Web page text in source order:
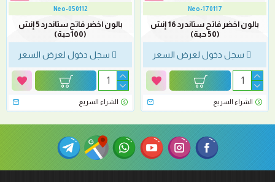
Neo-170117
بالون اخضر فاتح ستاندرد 16 إنش
(50 حبة)
سجل دخول لعرض السعر
الشراء السريع
Neo-050112
بالون اخضر فاتح ستاندرد 5 إنش
(100حبة)
سجل دخول لعرض السعر
الشراء السريع